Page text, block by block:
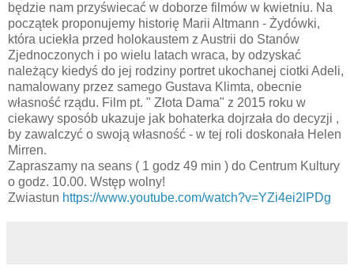
będzie nam przyświecać w doborze filmów w kwietniu. Na
początek proponujemy historię Marii Altmann - Żydówki,
która uciekła przed holokaustem z Austrii do Stanów
Zjednoczonych i po wielu latach wraca, by odzyskać
należący kiedyś do jej rodziny portret ukochanej ciotki Adeli,
namalowany przez samego Gustava Klimta, obecnie
własność rządu. Film pt. " Złota Dama" z 2015 roku w
ciekawy sposób ukazuje jak bohaterka dojrzała do decyzji ,
by zawalczyć o swoją własność - w tej roli doskonała Helen
Mirren.
Zapraszamy na seans ( 1 godz 49 min ) do Centrum Kultury
o godz. 10.00. Wstęp wolny!
Zwiastun https://www.youtube.com/watch?v=YZi4ei2lPDg